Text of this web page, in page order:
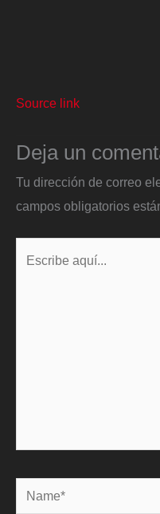
Source link
Deja un
Tu dirección de correo
campos obligatorios
Name*